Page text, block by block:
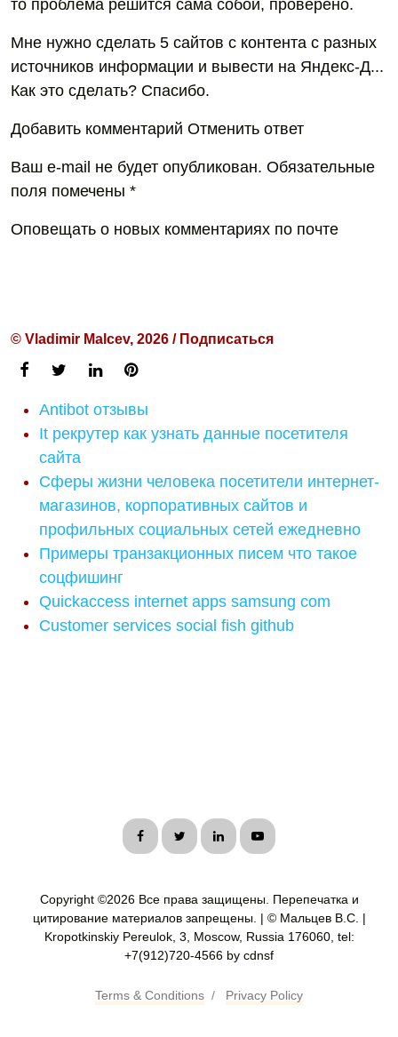
то проблема решится сама собой, проверено.
Мне нужно сделать 5 сайтов с контента с разных
источников информации и вывести на Яндекс-Д...
Как это сделать? Спасибо.
Добавить комментарий Отменить ответ
Ваш e-mail не будет опубликован. Обязательные
поля помечены *
Оповещать о новых комментариях по почте
© Vladimir Malcev, 2026 / Подписаться
Antibot отзывы
It рекрутер как узнать данные посетителя
сайта
Сферы жизни человека посетители интернет-
магазинов, корпоративных сайтов и
профильных социальных сетей ежедневно
Примеры транзакционных писем что такое
соцфишинг
Quickaccess internet apps samsung com
Customer services social fish github
Copyright ©2026 Все права защищены. Перепечатка и
цитирование материалов запрещены. | © Мальцев В.С. |
Kropotkinskiy Pereulok, 3, Moscow, Russia 176060, tel:
+7(912)720-4566 by cdnsf
Terms & Conditions / Privacy Policy